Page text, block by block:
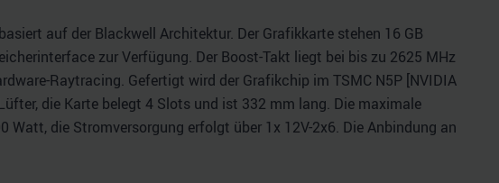
auf der Blackwell Architektur. Der Grafikkarte stehen 16 GB
zur Verfügung. Der Boost-Takt liegt bei bis zu 2625 MHz
Raytracing. Gefertigt wird der Grafikchip im TSMC N5P [NVIDIA
die Karte belegt 4 Slots und ist 332 mm lang. Die maximale
die Stromversorgung erfolgt über 1x 12V-2x6. Die Anbindung an